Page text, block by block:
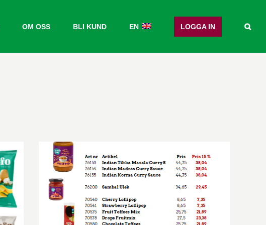
OM OSS BLI KUND EN LOGGA IN